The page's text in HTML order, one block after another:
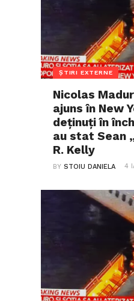
ȘTIRI EXTERNE
Nicolas
ajuns în New
deținuți în
au stat Sean
R. Kelly
BYSTOIU DANIELA 4